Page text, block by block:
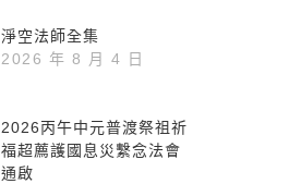
淨空法師全集
2026 年 8 月 4 日
2026丙午中元普渡祭祖祈
福超薦護國息災繫念法會
通啟